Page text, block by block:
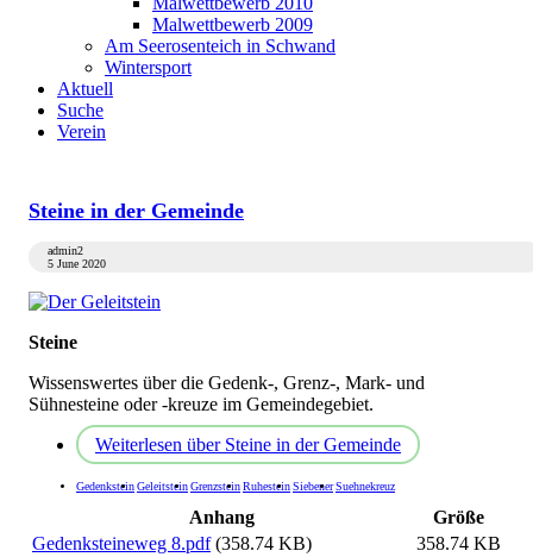
Malwettbewerb 2009
Am Seerosenteich in Schwand
Wintersport
Aktuell
Suche
Verein
Steine in der Gemeinde
admin2
5 June 2020
Steine
Wissenswertes über die Gedenk-, Grenz-, Mark- und
Sühnesteine oder -kreuze im Gemeindegebiet.
Weiterlesen über Steine in der Gemeinde
GedenksteinGeleitsteinGrenzsteinRuhesteinSiebenerSuehnekreuz
Anhang
Größe
Gedenksteineweg 8.pdf (358.74 KB)
358.74 KB